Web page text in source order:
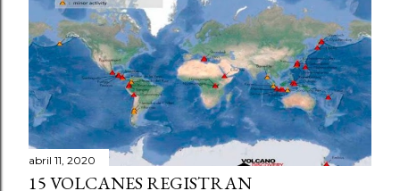
abril 11, 2020
15 VOLCANES REGISTRAN